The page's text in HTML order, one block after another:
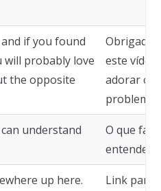
if you found
will probably love
the opposite
Obrigado
este
adorar o
problema
understand
O que
entender,
up here.
Link para